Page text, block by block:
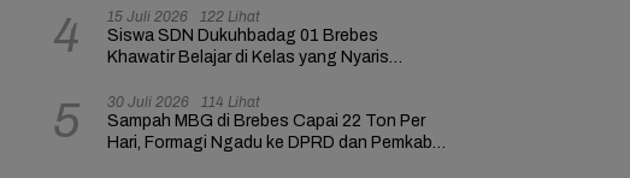
4 15 Juli 2026 122 Lihat
Siswa SDN Dukuhbadag 01 Brebes
Khawatir Belajar di Kelas yang Nyaris
5 30 Juli 2026 114 Lihat
Sampah MBG di Brebes Capai 22 Ton Per
Hari, Formagi Ngadu ke DPRD dan Pemkab